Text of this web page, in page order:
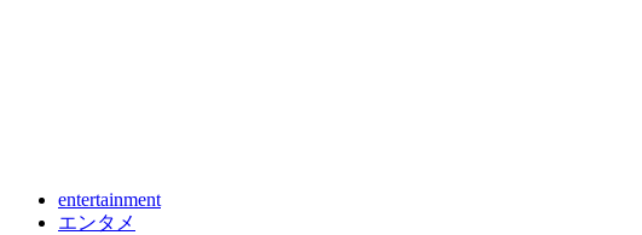
entertainment
エンタメ